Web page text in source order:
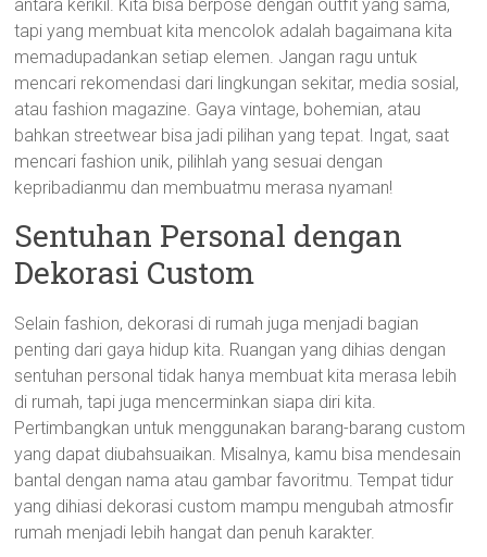
antara kerikil. Kita bisa berpose dengan outfit yang sama,
tapi yang membuat kita mencolok adalah bagaimana kita
memadupadankan setiap elemen. Jangan ragu untuk
mencari rekomendasi dari lingkungan sekitar, media sosial,
atau fashion magazine. Gaya vintage, bohemian, atau
bahkan streetwear bisa jadi pilihan yang tepat. Ingat, saat
mencari fashion unik, pilihlah yang sesuai dengan
kepribadianmu dan membuatmu merasa nyaman!
Sentuhan Personal dengan
Dekorasi Custom
Selain fashion, dekorasi di rumah juga menjadi bagian
penting dari gaya hidup kita. Ruangan yang dihias dengan
sentuhan personal tidak hanya membuat kita merasa lebih
di rumah, tapi juga mencerminkan siapa diri kita.
Pertimbangkan untuk menggunakan barang-barang custom
yang dapat diubahsuaikan. Misalnya, kamu bisa mendesain
bantal dengan nama atau gambar favoritmu. Tempat tidur
yang dihiasi dekorasi custom mampu mengubah atmosfir
rumah menjadi lebih hangat dan penuh karakter.